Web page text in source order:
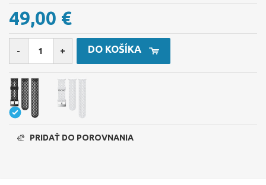
49,00 €
- + DO KOŠÍKA
PRIDAŤ DO POROVNANIA